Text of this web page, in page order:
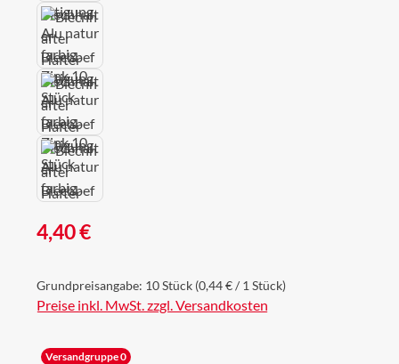
Regulärer Preis:
4,40 €
Grundpreisangabe: 10 Stück (0,44 € / 1 Stück)
Preise inkl. MwSt. zzgl. Versandkosten
Versandgruppe 0